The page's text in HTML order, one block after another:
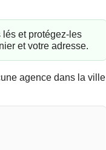
lés et protégez-les
et votre adresse.
agence dans la ville